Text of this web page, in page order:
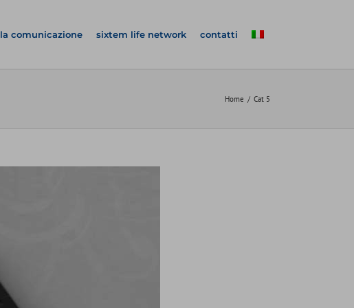
la comunicazione sixtem life network contatti
Home Cat 5